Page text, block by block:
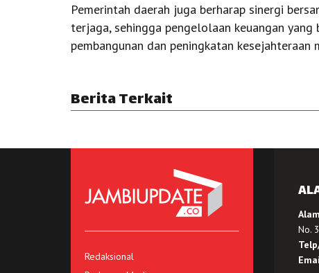
Pemerintah daerah juga berharap sinergi
terjaga, sehingga pengelolaan keuangan
pembangunan dan peningkatan kesejahteraan
Berita Terkait
Redaksional
No.